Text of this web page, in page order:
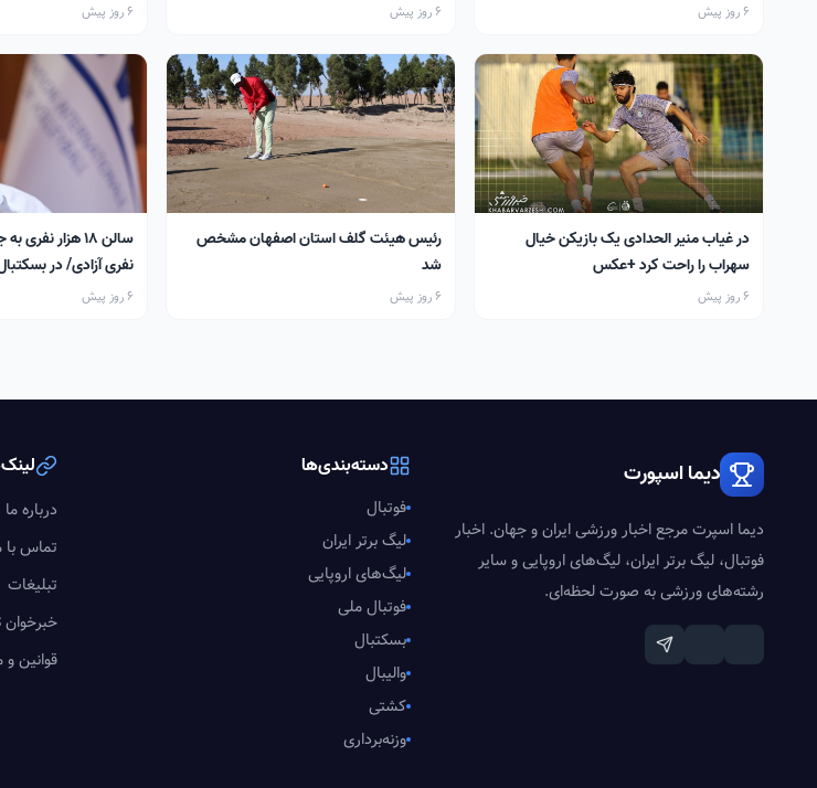
6 روز پیش 6 روز پیش 6 روز پیش
در غیاب منیر الحدادی یک بازیکن خیال
سهراب را راحت کرد +عکس
6 روز پیش
رئیس هیئت گلف استان اصفهان مشخص
شد
6 روز پیش
نفری آزادی/ در
سالن داریم
6 روز پیش
دیما اسپورت
دیما اسپرت مرجع اخبار ورزشی ایران و جهان. اخبار
فوتبال، لیگ برتر ایران، لیگ‌های اروپایی و سایر
رشته‌های ورزشی به صورت لحظه‌ای.
دسته‌بندی‌ها
فوتبال
لیگ برتر ایران
لیگ‌های اروپایی
فوتبال ملی
بسکتبال
والیبال
کشتی
وزنه‌برداری
درباره ما
تماس با
تبلیغات
خبرخوان RSS
قوانین